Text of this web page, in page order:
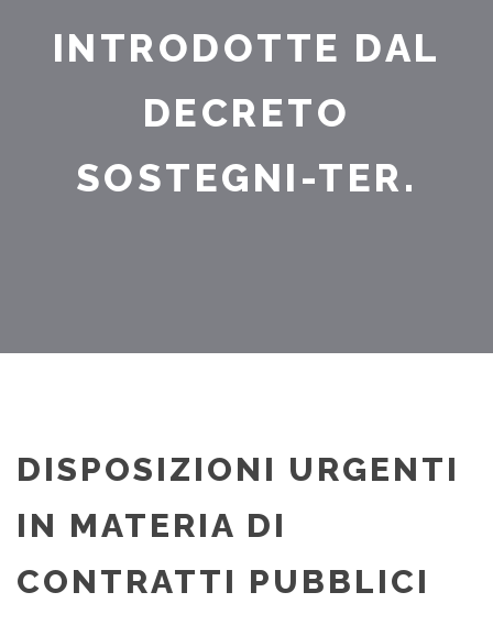
INTRODOTTE DAL
DECRETO
SOSTEGNI-TER.
DISPOSIZIONI URGENTI
IN MATERIA DI
CONTRATTI PUBBLICI